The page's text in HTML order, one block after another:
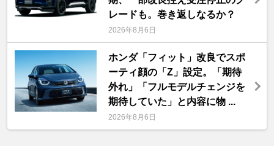
レードも。巻き返しなるか？
2026年8月6日
ホンダ「フィット」改良でスポ
ーティ顔の「Z」設定。「期待
外れ」「フルモデルチェンジを
期待していた」と内容に物 ...
2026年8月6日